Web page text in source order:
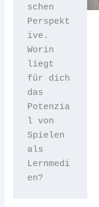
schen
Perspekt
ive.
Worin
liegt
für dich
das
Potenzia
l von
Spielen
als
Lernmedi
en?